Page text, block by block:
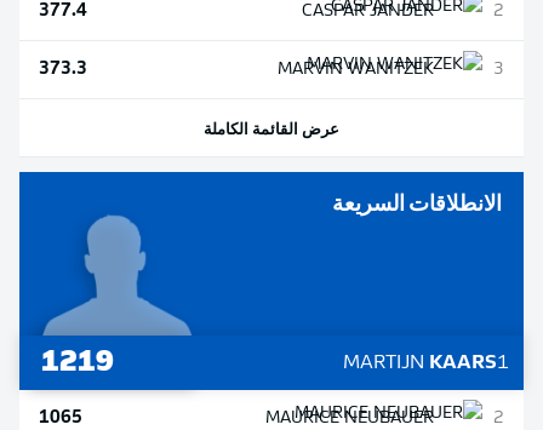
2
CASPARJANDER
377.4
3
MARVINWANITZEK
373.3
عرض القائمة الكاملة
الانطلاقات السريعة
1
MARTIJN KAARS
1219
2
MAURICENEUBAUER
1065